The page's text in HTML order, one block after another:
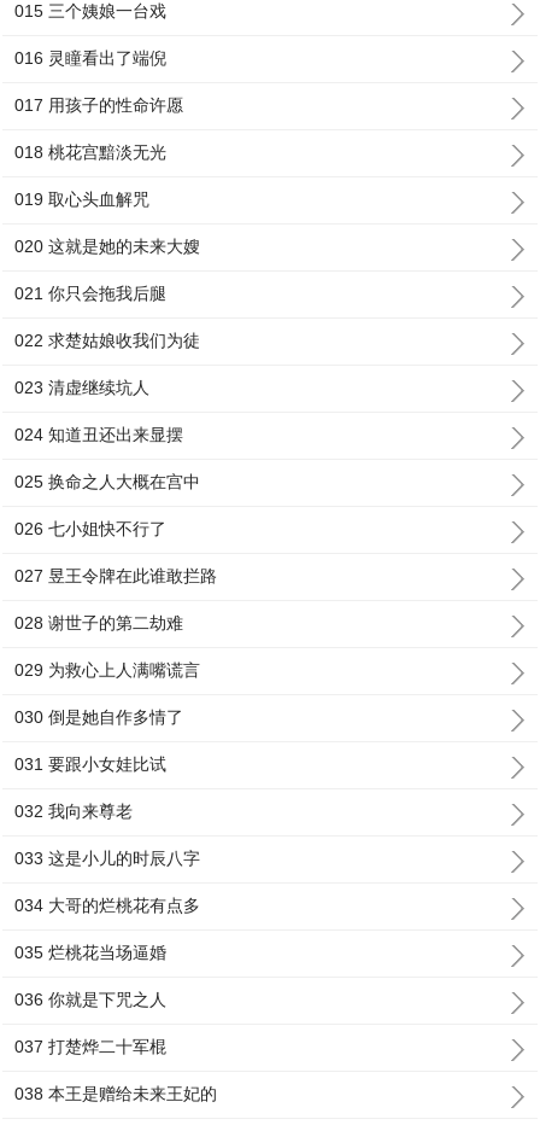
015 三个姨娘一台戏
016 灵瞳看出了端倪
017 用孩子的性命许愿
018 桃花宫黯淡无光
019 取心头血解咒
020 这就是她的未来大嫂
021 你只会拖我后腿
022 求楚姑娘收我们为徒
023 清虚继续坑人
024 知道丑还出来显摆
025 换命之人大概在宫中
026 七小姐快不行了
027 昱王令牌在此谁敢拦路
028 谢世子的第二劫难
029 为救心上人满嘴谎言
030 倒是她自作多情了
031 要跟小女娃比试
032 我向来尊老
033 这是小儿的时辰八字
034 大哥的烂桃花有点多
035 烂桃花当场逼婚
036 你就是下咒之人
037 打楚烨二十军棍
038 本王是赠给未来王妃的